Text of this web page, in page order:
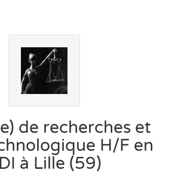
de recherches et
H/F en
à Lille (59)